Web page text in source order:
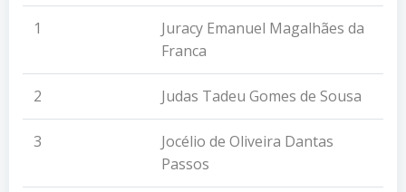
1
Juracy Emanuel Magalhães da
Franca
2 Judas Tadeu Gomes de Sousa
3
Jocélio de Oliveira Dantas
Passos